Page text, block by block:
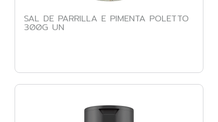
SAL DE PARRILLA E PIMENTA POLETTO
300G UN